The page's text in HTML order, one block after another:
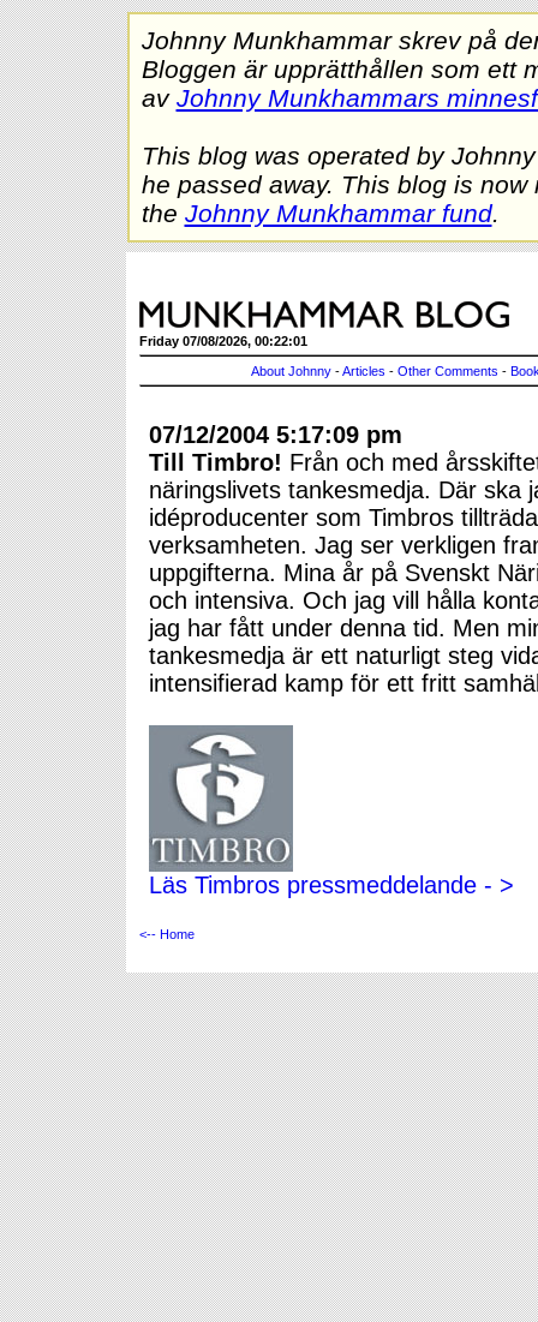
Johnny Munkhammar skrev på
Bloggen är upprätthållen som ett
av Johnny Munkhammars
This blog was operated by
he passed away. This blog is
the Johnny Munkhammar fund.
Friday 07/08/2026, 00:22:01
About Johnny -Articles - Other Comments -
07/12/2004 5:17:09 pm
Till Timbro! Från och med
näringslivets tankesmedja. Där ska
idéproducenter som Timbros
verksamheten. Jag ser verkligen
uppgifterna. Mina år på Svenskt
och intensiva. Och jag vill hålla
jag har fått under denna tid. Men
tankesmedja är ett naturligt steg
intensifierad kamp för ett fritt
Läs Timbros pressmeddelande - >
<-- Home